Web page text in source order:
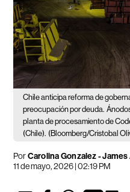
Chile anticipa reforma de
preocupación por deuda.
planta de procesamiento de
(Chile). (Bloomberg/Cristobal
PorCarolina Gonzalez -
11 de mayo, 2026 | 02:19 PM